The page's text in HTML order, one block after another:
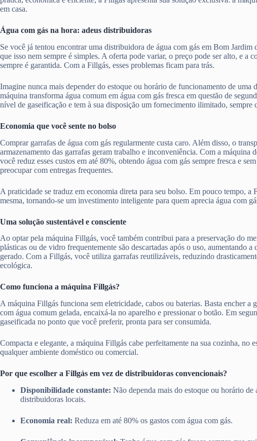
em casa.
Água com gás na hora: adeus distribuidoras
Se você já tentou encontrar uma distribuidora de água com gás em Bom Jardim
que isso nem sempre é simples. A oferta pode variar, o preço pode ser alto, e a
sempre é garantida. Com a Fillgás, esses problemas ficam para trás.
Imagine nunca mais depender do estoque ou horário de funcionamento de uma
máquina transforma água comum em água com gás fresca em questão de
nível de gaseificação e tem à sua disposição um fornecimento ilimitado, sempre
Economia que você sente no bolso
Comprar garrafas de água com gás regularmente custa caro. Além disso, o
armazenamento das garrafas geram trabalho e inconveniência. Com a máquina
você reduz esses custos em até 80%, obtendo água com gás sempre fresca e
preocupar com entregas frequentes.
A praticidade se traduz em economia direta para seu bolso. Em pouco tempo, a
mesma, tornando-se um investimento inteligente para quem aprecia água com
Uma solução sustentável e consciente
Ao optar pela máquina Fillgás, você também contribui para a preservação do
plásticas ou de vidro frequentemente são descartadas após o uso, aumentando a
gerado. Com a Fillgás, você utiliza garrafas reutilizáveis, reduzindo
ecológica.
Como funciona a máquina Fillgás?
A máquina Fillgás funciona sem eletricidade, cabos ou baterias. Basta encher a
com água comum gelada, encaixá-la no aparelho e pressionar o botão. Em
gaseificada no ponto que você preferir, pronta para ser consumida.
Compacta e elegante, a máquina Fillgás cabe perfeitamente na sua cozinha, no
qualquer ambiente doméstico ou comercial.
Por que escolher a Fillgás em vez de distribuidoras convencionais?
Disponibilidade constante: Não dependa mais do estoque ou horário de
distribuidoras locais.
Economia real: Reduza em até 80% os gastos com água com gás.